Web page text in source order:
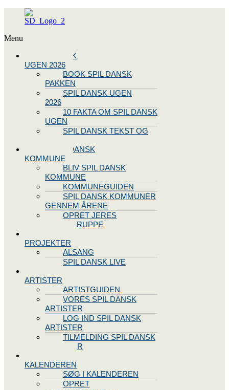
Menu
SPIL DANSK
UGEN 2026
BOOK SPIL DANSK
PAKKEN
SPIL DANSK UGEN
2026
10 FAKTA OM SPIL DANSK
UGEN
SPIL DANSK TEKST OG
BLIV SPIL DANSK
KOMMUNE
BLIV SPIL DANSK
KOMMUNE
KOMMUNEGUIDEN
SPIL DANSK KOMMUNER
GENNEM ÅRENE
OPRET JERES
STYREGRUPPE
PROJEKTER
ALSANG
SPIL DANSK LIVE
ARTISTER
ARTISTGUIDEN
VORES SPIL DANSK
ARTISTER
LOG IND SPIL DANSK
ARTISTER
TILMELDING SPIL DANSK
ARTISTER
KALENDEREN
SØG I KALENDEREN
OPRET